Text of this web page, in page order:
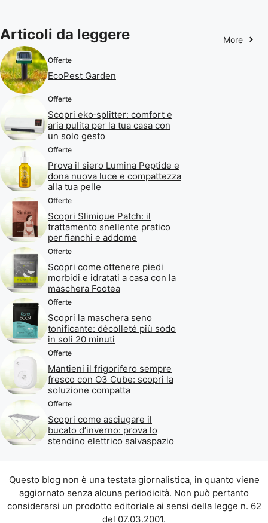
Articoli da leggere More
Offerte
EcoPest Garden
Offerte
Scopri eko‑splitter: comfort e
aria pulita per la tua casa con
un solo gesto
Offerte
Prova il siero Lumina Peptide e
dona nuova luce e compattezza
alla tua pelle
Offerte
Scopri Slimique Patch: il
trattamento snellente pratico
per fianchi e addome
Offerte
Scopri come ottenere piedi
morbidi e idratati a casa con la
maschera Footea
Offerte
Scopri la maschera seno
tonificante: décolleté più sodo
in soli 20 minuti
Offerte
Mantieni il frigorifero sempre
fresco con O3 Cube: scopri la
soluzione compatta
Offerte
Scopri come asciugare il
bucato d’inverno: prova lo
stendino elettrico salvaspazio
Questo blog non è una testata giornalistica, in quanto viene
aggiornato senza alcuna periodicità. Non può pertanto
considerarsi un prodotto editoriale ai sensi della legge n. 62
del 07.03.2001.